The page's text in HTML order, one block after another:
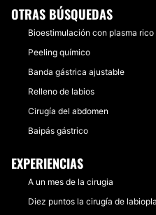
OTRAS BÚSQUEDAS
Bioestimulación con plasma
Peeling químico
Banda gástrica ajustable
Relleno de labios
Cirugía del abdomen
Baipás gástrico
EXPERIENCIAS
A un mes de la cirugia
Diez puntos la cirugía de